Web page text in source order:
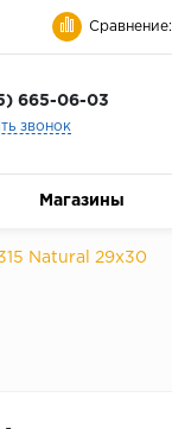
Сравнение:
665-06-03
звонок
Магазины
Natural 29x30